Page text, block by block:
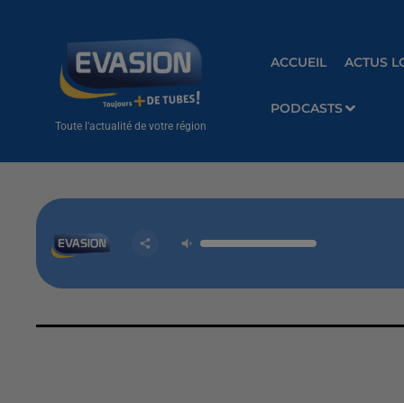
Toute l'actualité de votre région
ACCUEIL ACTUS
PODCASTS